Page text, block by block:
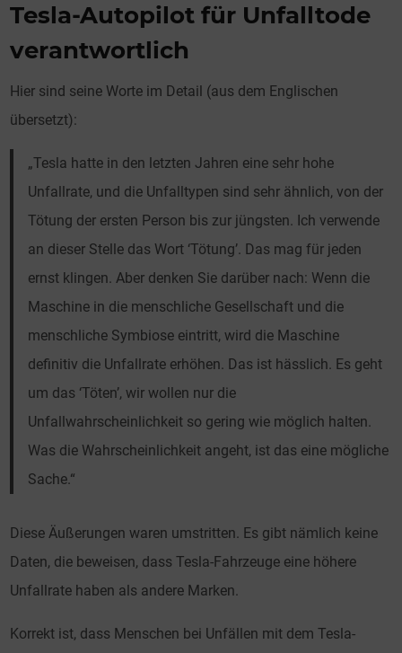
Tesla-Autopilot für Unfalltode
verantwortlich
Hier sind seine Worte im Detail (aus dem Englischen
übersetzt):
„Tesla hatte in den letzten Jahren eine sehr hohe
Unfallrate, und die Unfalltypen sind sehr ähnlich, von der
Tötung der ersten Person bis zur jüngsten. Ich verwende
an dieser Stelle das Wort ‘Tötung’. Das mag für jeden
ernst klingen. Aber denken Sie darüber nach: Wenn die
Maschine in die menschliche Gesellschaft und die
menschliche Symbiose eintritt, wird die Maschine
definitiv die Unfallrate erhöhen. Das ist hässlich. Es geht
um das ‘Töten’, wir wollen nur die
Unfallwahrscheinlichkeit so gering wie möglich halten.
Was die Wahrscheinlichkeit angeht, ist das eine mögliche
Sache.“
Diese Äußerungen waren umstritten. Es gibt nämlich keine
Daten, die beweisen, dass Tesla-Fahrzeuge eine höhere
Unfallrate haben als andere Marken.
Korrekt ist, dass Menschen bei Unfällen mit dem Tesla-